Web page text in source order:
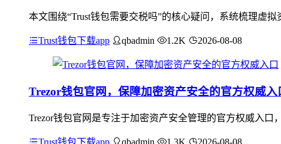
本文围绕“Trust钱包需要交税吗”的核心疑问，系统梳理虚
Trust钱包下载app qbadmin 1.2K 2026-08-08
Trezor钱包官网，保障加密资产安全的官方权威入
Trezor钱包官网是专注于加密资产安全管理的官方权威入
Trust钱包下载app qbadmin 1.3K 2026-08-08